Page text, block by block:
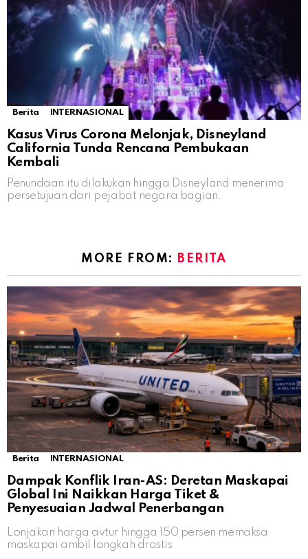
Berita INTERNASIONAL
Kasus Virus Corona Melonjak, Disneyland
California Tunda Rencana Pembukaan
Kembali
Penundaan itu dilakukan hingga Disneyland menerima
persetujuan dari pejabat negara bagian.
MORE FROM: BERITA
Berita INTERNASIONAL
Dampak Konflik Iran-AS: Deretan Maskapai
Global Ini Naikkan Harga Tiket &
Penyesuaian Jadwal Penerbangan
Lonjakan harga avtur hingga 150 persen memaksa
maskapai ambil langkah drastis